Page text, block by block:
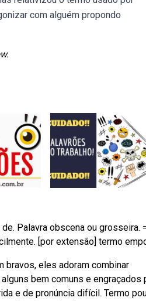
com alguém propondo
Palavra obscena ou grosseira.
[por extensão] termo
bravos, eles adoram combinar
bem comuns e engraçados
e de pronúncia difícil. Termo